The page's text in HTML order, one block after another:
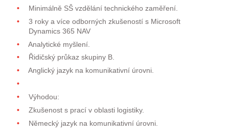
Minimálně SŠ vzdělání technického zaměření.
3 roky a více odborných zkušeností s Microsoft
Dynamics 365 NAV
Analytické myšlení.
Řidičský průkaz skupiny B.
Anglický jazyk na komunikativní úrovni.
Výhodou:
Zkušenost s prací v oblasti logistiky.
Německý jazyk na komunikativní úrovni.